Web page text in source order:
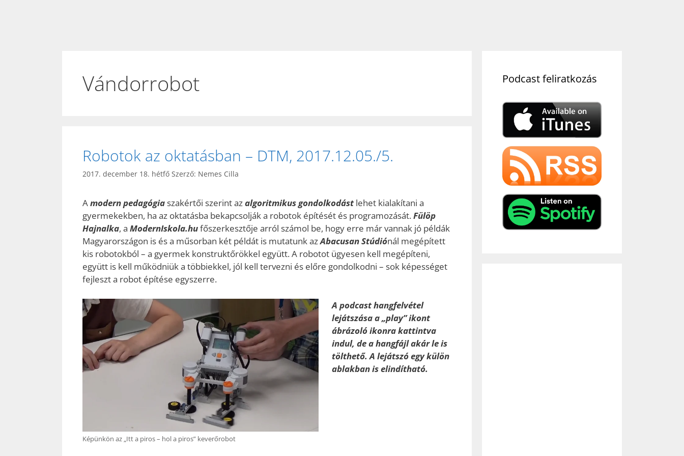
Vándorrobot
Robotok az oktatásban – DTM, 2017.12.05./5.
2017. december 18. hétfő Szerző: Nemes Cilla
Amodern pedagógia szakértői szerint azalgoritmikus gondolkodástlehet kialakítani a
gyermekekben, ha az oktatásba bekapcsolják a robotok építését és programozását.Fülöp
Hajnalka, a ModernIskola.hufőszerkesztője arról számol be, hogy erre már vannak jó példák
Magyarországon is és a műsorban két példát is mutatunk azAbacusan Stúdiónál megépített
kis robotokból – a gyermek konstruktőrökkel együtt. A robotot ügyesen kell megépíteni,
együtt is kell működniük a többiekkel, jól kell tervezni és előre gondolkodni – sok képességet
fejleszt a robot építése egyszerre.
Képünkön az „Itt a piros – hol a piros” keverőrobot
A podcast hangfelvétel
lejátszása a „play” ikont
ábrázoló ikonra kattintva
indul, de a hangfájl akár le is
tölthető. A lejátszó egy külön
ablakban is elindítható.
Podcast feliratkozás